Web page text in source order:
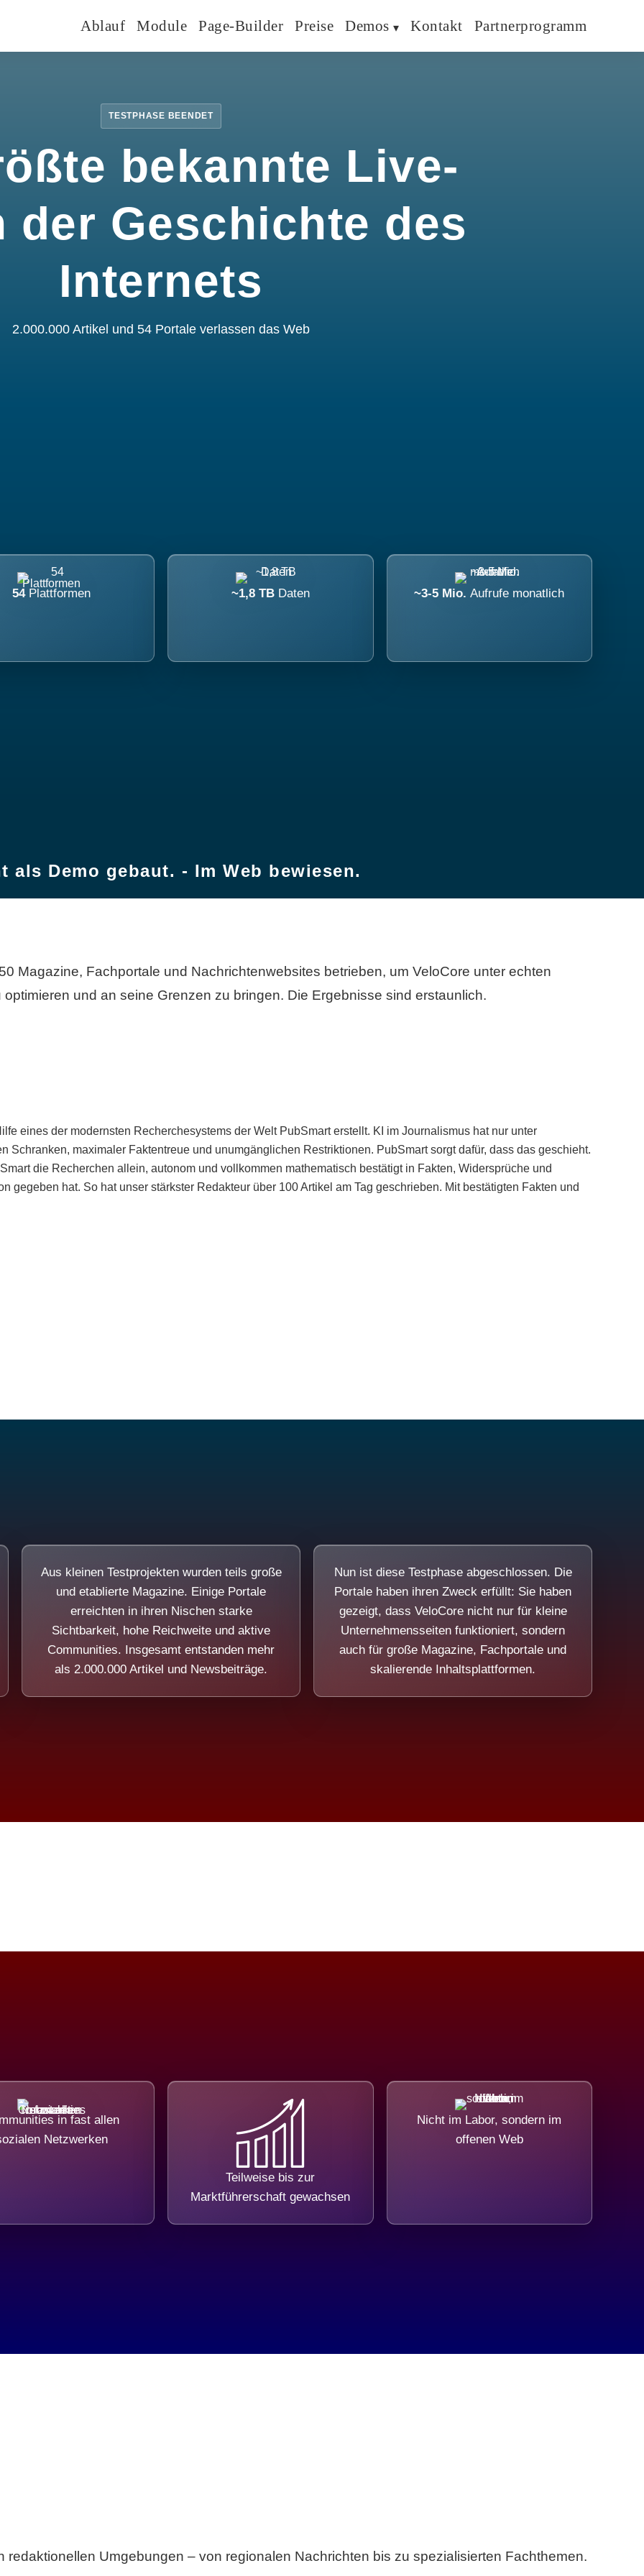
Ablauf Module Page-Builder Preise Demos Kontakt Partnerprogramm
TESTPHASE BEENDET
bekannte Live-
der Geschichte des
Internets
2.000.000 Artikel und 54 Portale verlassen das Web
54 Plattformen ~1,8 TB Daten ~3-5 Mio.Aufrufe monatlich
als Demo gebaut. - Im Web bewiesen.
Magazine, Fachportale und Nachrichtenwebsites betrieben, um VeloCore unter echten
und an seine Grenzen zu bringen. Die Ergebnisse sind erstaunlich.
eines der modernsten Recherchesystems der Welt PubSmart erstellt. KI im Journalismus hat nur unter
Schranken, maximaler Faktentreue und unumgänglichen Restriktionen. PubSmart sorgt dafür, dass das geschieht.
die Recherchen allein, autonom und vollkommen mathematisch bestätigt in Fakten, Widersprüche und
gegeben hat. So hat unser stärkster Redakteur über 100 Artikel am Tag geschrieben. Mit bestätigten Fakten und
Aus kleinen Testprojekten wurden teils große
und etablierte Magazine. Einige Portale
erreichten in ihren Nischen starke
Sichtbarkeit, hohe Reichweite und aktive
Communities. Insgesamt entstanden mehr
als 2.000.000 Artikel und Newsbeiträge.
Nun ist diese Testphase abgeschlossen. Die
Portale haben ihren Zweck erfüllt: Sie haben
gezeigt, dass VeloCore nicht nur für kleine
Unternehmensseiten funktioniert, sondern
auch für große Magazine, Fachportale und
skalierende Inhaltsplattformen.
in fast allen
Netzwerken
Teilweise bis zur
Marktführerschaft gewachsen
Nicht im Labor, sondern im
offenen Web
redaktionellen Umgebungen – von regionalen Nachrichten bis zu spezialisierten Fachthemen.